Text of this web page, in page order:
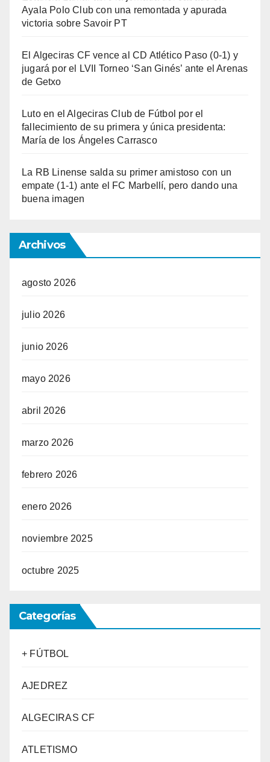
Ayala Polo Club con una remontada y apurada
victoria sobre Savoir PT
El Algeciras CF vence al CD Atlético Paso (0-1) y
jugará por el LVII Torneo ‘San Ginés’ ante el Arenas
de Getxo
Luto en el Algeciras Club de Fútbol por el
fallecimiento de su primera y única presidenta:
María de los Ángeles Carrasco
La RB Linense salda su primer amistoso con un
empate (1-1) ante el FC Marbellí, pero dando una
buena imagen
Archivos
agosto 2026
julio 2026
junio 2026
mayo 2026
abril 2026
marzo 2026
febrero 2026
enero 2026
noviembre 2025
octubre 2025
Categorías
+ FÚTBOL
AJEDREZ
ALGECIRAS CF
ATLETISMO